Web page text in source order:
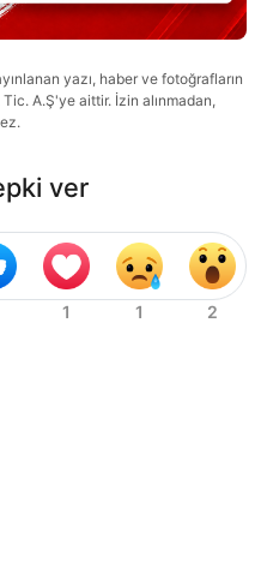
yazı, haber ve fotoğrafların
A.Ş'ye aittir. İzin alınmadan,
ver